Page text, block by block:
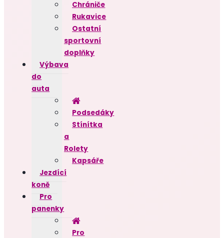
Chrániče
Rukavice
Ostatní
sportovní
doplňky
Výbava
do
auta
Podsedáky
Stínítka
a
Rolety
Kapsáře
Jezdící
koně
Pro
panenky
Pro